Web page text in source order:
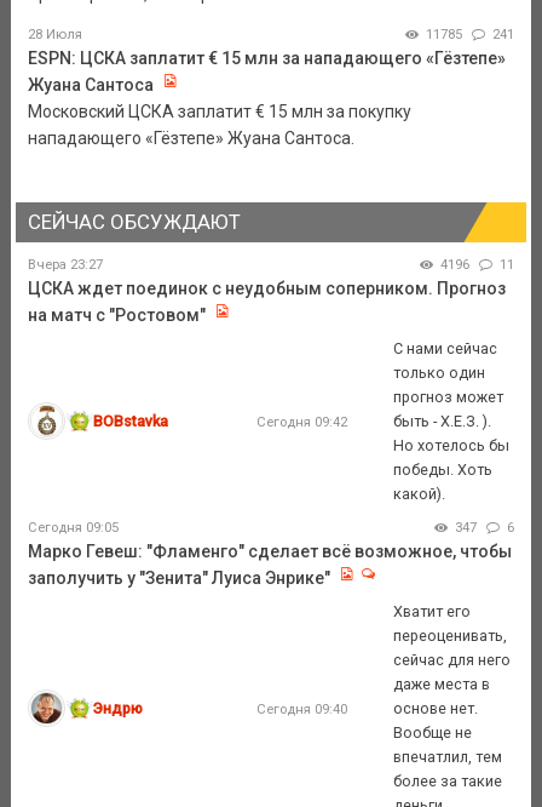
28 Июля 11785 241
ESPN: ЦСКА заплатит € 15 млн за нападающего «Гёзтепе»
Жуана Сантоса
Московский ЦСКА заплатит € 15 млн за покупку
нападающего «Гёзтепе» Жуана Сантоса.
СЕЙЧАС ОБСУЖДАЮТ
Вчера 23:27 4196 11
ЦСКА ждет поединок с неудобным соперником. Прогноз
на матч с "Ростовом"
BOBstavka Сегодня 09:42
С нами сейчас
только один
прогноз может
быть - Х.Е.З. ).
Но хотелось бы
победы. Хоть
какой).
Сегодня 09:05 347 6
Марко Гевеш: "Фламенго" сделает всё возможное, чтобы
заполучить у "Зенита" Луиса Энрике"
Эндрю Сегодня 09:40
Хватит его
переоценивать,
сейчас для него
даже места в
основе нет.
Вообще не
впечатлил, тем
более за такие